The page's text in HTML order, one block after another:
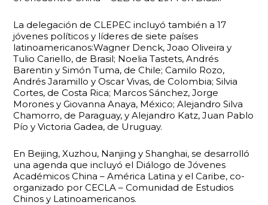
La delegación de CLEPEC incluyó también a 17
jóvenes políticos y líderes de siete países
latinoamericanos:Wagner Denck, Joao Oliveira y
Tulio Cariello, de Brasil; Noelia Tastets, Andrés
Barentin y Simón Tuma, de Chile; Camilo Rozo,
Andrés Jaramillo y Oscar Vivas, de Colombia; Silvia
Cortes, de Costa Rica; Marcos Sánchez, Jorge
Morones y Giovanna Anaya, México; Alejandro Silva
Chamorro, de Paraguay, y Alejandro Katz, Juan Pablo
Pío y Victoria Gadea, de Uruguay.
En Beijing, Xuzhou, Nanjing y Shanghai, se desarrolló
una agenda que incluyó el Diálogo de Jóvenes
Académicos China – América Latina y el Caribe, co-
organizado por CECLA – Comunidad de Estudios
Chinos y Latinoamericanos.